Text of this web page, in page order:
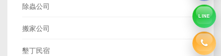
除蟲公司
搬家公司
墾丁民宿
LINE